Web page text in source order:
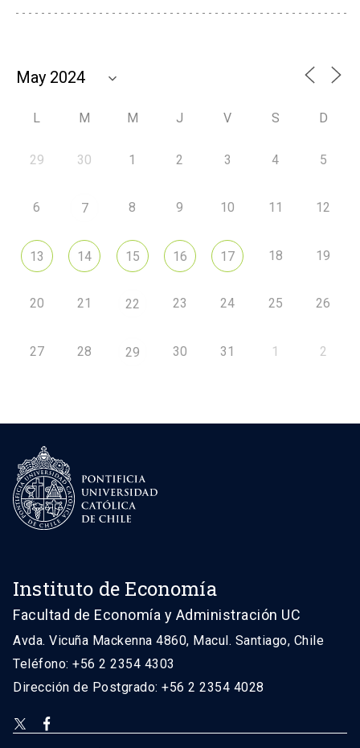
L M M J V S D
29 30 1 2 3 4 5
6 7 8 9 10 11 12
13 14 15 16 17 18 19
20 21 22 23 24 25 26
27 28 29 30 31 1 2
Instituto de Economía
Facultad de Economía y Administración UC
Avda. Vicuña Mackenna 4860, Macul. Santiago, Chile
Teléfono: +56 2 2354 4303
Dirección de Postgrado: +56 2 2354 4028